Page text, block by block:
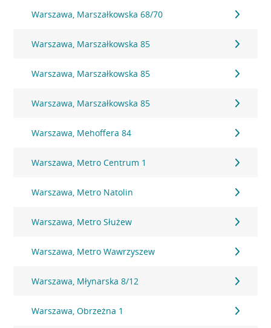
Warszawa, Marszałkowska 68/70
Warszawa, Marszałkowska 85
Warszawa, Marszałkowska 85
Warszawa, Marszałkowska 85
Warszawa, Mehoffera 84
Warszawa, Metro Centrum 1
Warszawa, Metro Natolin
Warszawa, Metro Służew
Warszawa, Metro Wawrzyszew
Warszawa, Młynarska 8/12
Warszawa, Obrzeżna 1